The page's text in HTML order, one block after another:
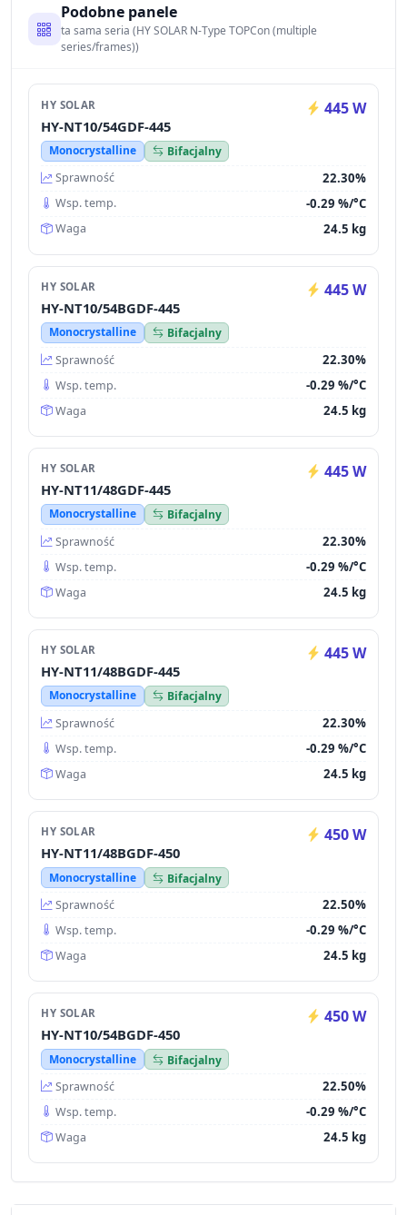
Podobne panele
ta sama seria (HY SOLAR N-Type TOPCon (multiple
series/frames))
HY SOLAR 445 W
HY-NT10/54GDF-445
Monocrystalline
Bifacjalny
Sprawność
22.30%
Wsp. temp. -0.29 %/°C
Waga 24.5 kg
HY SOLAR 445 W
HY-NT10/54BGDF-445
Monocrystalline
Bifacjalny
Sprawność
22.30%
Wsp. temp. -0.29 %/°C
Waga 24.5 kg
HY SOLAR 445 W
HY-NT11/48GDF-445
Monocrystalline
Bifacjalny
Sprawność
22.30%
Wsp. temp. -0.29 %/°C
Waga 24.5 kg
HY SOLAR 445 W
HY-NT11/48BGDF-445
Monocrystalline
Bifacjalny
Sprawność
22.30%
Wsp. temp. -0.29 %/°C
Waga 24.5 kg
HY SOLAR 450 W
HY-NT11/48BGDF-450
Monocrystalline
Bifacjalny
Sprawność
22.50%
Wsp. temp. -0.29 %/°C
Waga 24.5 kg
HY SOLAR 450 W
HY-NT10/54BGDF-450
Monocrystalline
Bifacjalny
Sprawność
22.50%
Wsp. temp. -0.29 %/°C
Waga 24.5 kg